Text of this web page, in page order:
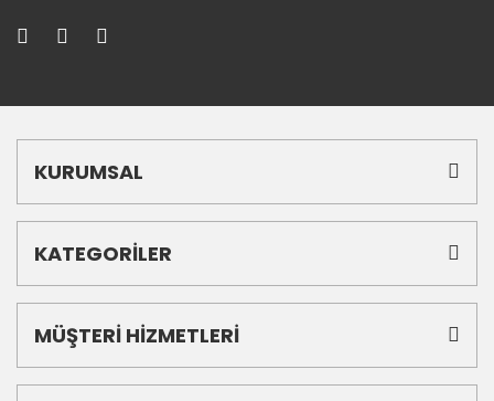
KURUMSAL
KATEGORİLER
MÜŞTERİ HİZMETLERİ